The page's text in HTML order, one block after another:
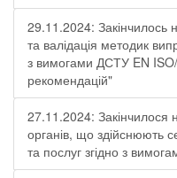
29.11.2024: Закінчилось
та валідація методик
з вимогами ДСТУ EN
рекомендацій"
27.11.2024: Закінчилося
органів, що здійснюють
та послуг згідно з